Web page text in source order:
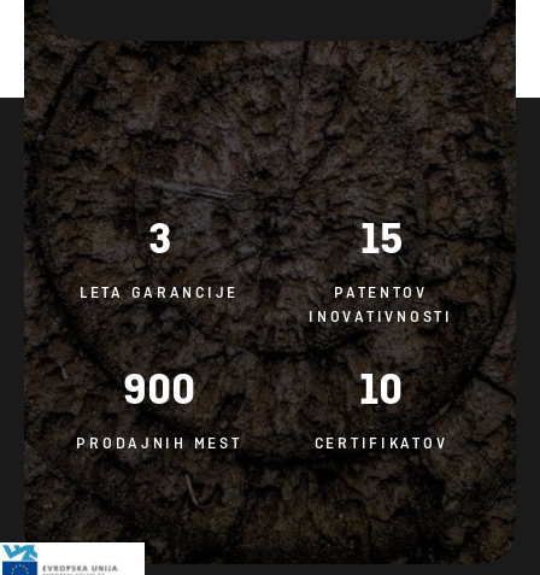
3
LETA GARANCIJE
15
PATENTOV
INOVATIVNOSTI
900
PRODAJNIH MEST
10
CERTIFIKATOV